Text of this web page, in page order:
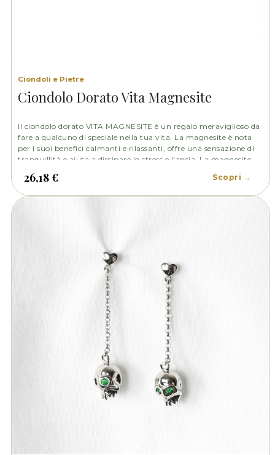
Ciondoli e Pietre
Ciondolo Dorato Vita Magnesite
Il ciondolo dorato VITA MAGNESITE è un regalo meraviglioso da
fare a qualcuno di speciale nella tua vita. La magnesite è nota
per i suoi benefici calmanti e rilassanti, offre una sensazione di
tranquillità e aiuta a dissipare lo stress e l'ansia. La magnesite
con la propria spiritualità.
26,18 € Scopri →